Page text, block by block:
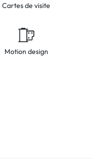
Cartes de visite
Motion design